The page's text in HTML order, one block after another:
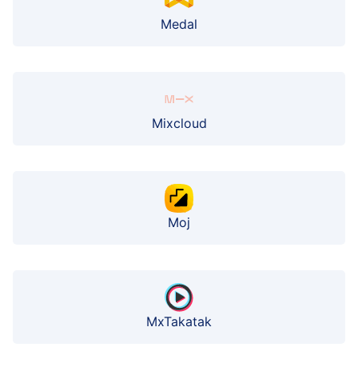
Medal
Mixcloud
Moj
MxTakatak